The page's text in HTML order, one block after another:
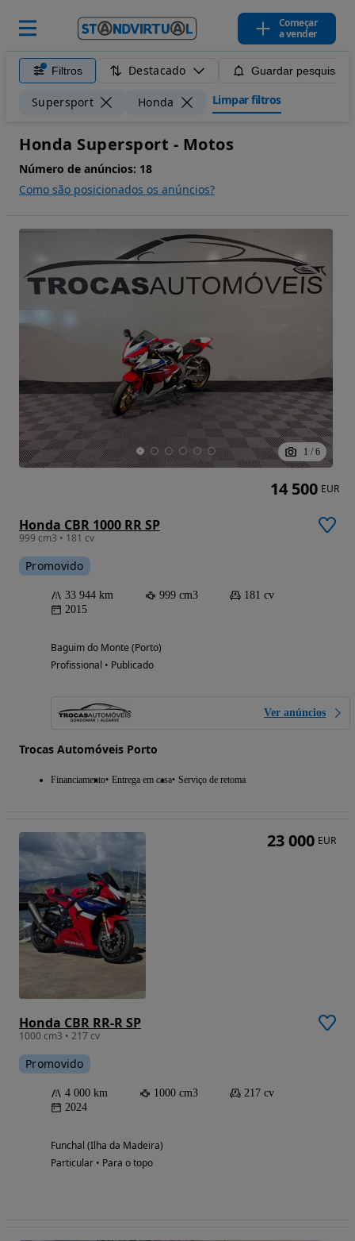
Começar
a vender
Filtros Destacado Guardar pesquisa
Supersport Honda Limpar filtros
Honda Supersport - Motos
Número de anúncios: 18
Como são posicionados os anúncios?
1 / 6
Honda CBR 1000 RR SP
999 cm3 • 181 cv
Promovido
33 944 km 999 cm3
181 cv
2015
Baguim do Monte (Porto)
Profissional • Publicado
Ver anúncios
Trocas Automóveis Porto
Financiamento Entrega em casa Serviço de retoma
14 500 EUR
Honda CBR RR-R SP
1000 cm3 • 217 cv
Promovido
4 000 km 1000 cm3
217 cv
2024
Funchal (Ilha da Madeira)
Particular • Para o topo
23 000 EUR